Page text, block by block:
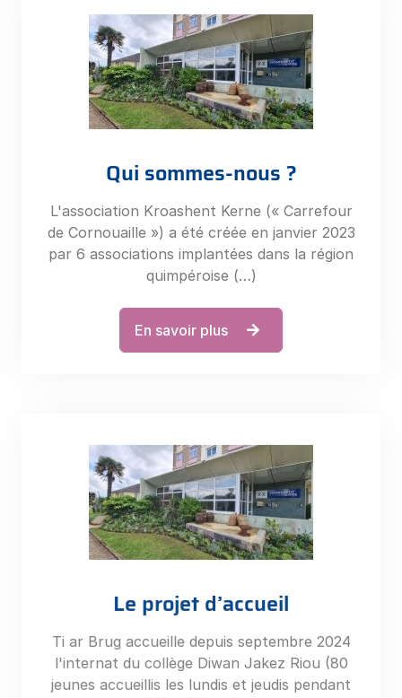
Qui sommes-nous ?
L'association Kroashent Kerne (« Carrefour
de Cornouaille ») a été créée en janvier 2023
par 6 associations implantées dans la région
quimpéroise (…)
En savoir plus
l'internat du collège Diwan Jakez Riou (80
jeunes accueillis les lundis et jeudis pendant
les périodes (…)